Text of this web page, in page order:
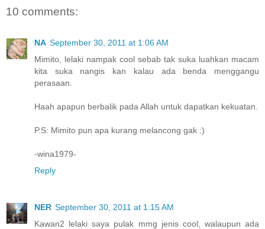
10 comments:
NA September 30, 2011 at 1:06 AM
Mimito, lelaki nampak cool sebab tak suka luahkan macam
kita suka nangis kan kalau ada benda menggangu
perasaan.
Haah apapun berbalik pada Allah untuk dapatkan kekuatan.
P.S: Mimito pun apa kurang melancong gak :)
-wina1979-
Reply
NER September 30, 2011 at 1:15 AM
Kawan2 lelaki saya pulak mmg jenis cool, walaupun ada